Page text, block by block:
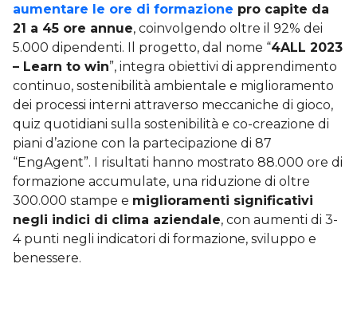
aumentare le ore di formazione pro capite da
21 a 45 ore annue, coinvolgendo oltre il 92% dei
5.000 dipendenti. Il progetto, dal nome “4ALL 2023
– Learn to win”, integra obiettivi di apprendimento
continuo, sostenibilità ambientale e miglioramento
dei processi interni attraverso meccaniche di gioco,
quiz quotidiani sulla sostenibilità e co-creazione di
piani d’azione con la partecipazione di 87
“EngAgent”. I risultati hanno mostrato 88.000 ore di
formazione accumulate, una riduzione di oltre
300.000 stampe e miglioramenti significativi
negli indici di clima aziendale, con aumenti di 3-
4 punti negli indicatori di formazione, sviluppo e
benessere.